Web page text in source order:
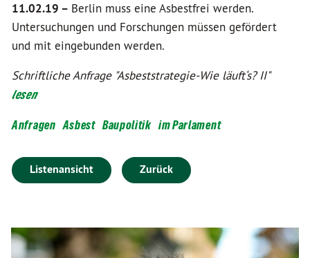
11.02.19 – Berlin muss eine Asbestfrei werden.
Untersuchungen und Forschungen müssen gefördert
und mit eingebunden werden.
Schriftliche Anfrage "Asbeststrategie-Wie läuft‘s? II"
lesen
Anfragen Asbest Baupolitik im Parlament
Listenansicht Zurück